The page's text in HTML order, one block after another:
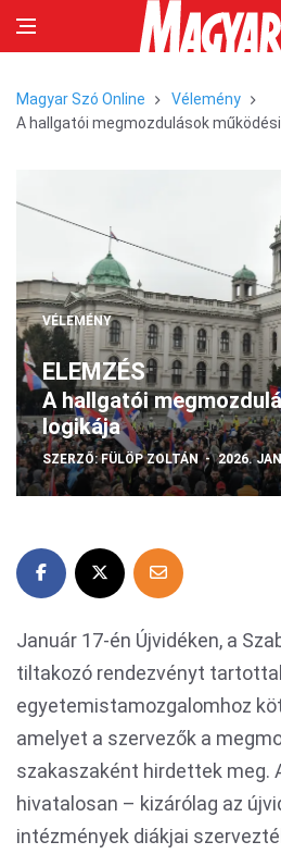
Magyar Szó Online
Vélemény
A hallgatói megmozdulások
VÉLEMÉNY
ELEMZÉS
A hallgatói
logikája
SZERZŐ: FÜLÖP ZOLTÁN 2026.
Január 17-én Újvidéken, a
tiltakozó rendezvényt
egyetemistamozgalomhoz
amelyet a szervezők a
szakaszaként hirdettek meg.
hivatalosan – kizárólag az
intézmények diákjai